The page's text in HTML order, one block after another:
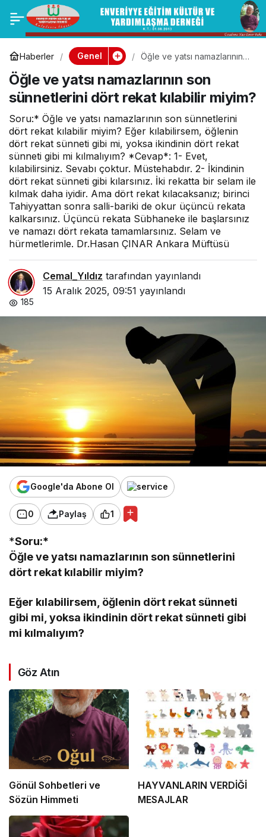
Haberler Genel
Öğle ve yatsı namazlarının
kılabilir miyim?
Öğle ve yatsı namazlarının son
sünnetlerini dört rekat kılabilir miyim?
Soru:* Öğle ve yatsı namazlarının son sünnetlerini
dört rekat kılabilir miyim? Eğer kılabilirsem, öğlenin
dört rekat sünneti gibi mi, yoksa ikindinin dört rekat
sünneti gibi mi kılmalıyım? *Cevap*: 1- Evet,
kılabilirsiniz. Sevabı çoktur. Müstehabdır. 2- İkindinin
dört rekat sünneti gibi kılarsınız. İki rekatta bir selam ile
kılmak daha iyidir. Ama dört rekat kılacaksanız; birinci
Tahiyyattan sonra salli-bariki de okur üçüncü rekata
kalkarsınız. Üçüncü rekata Sübhaneke ile başlarsınız
ve namazı dört rekata tamamlarsınız. Selam ve
hürmetlerimle. Dr.Hasan ÇINAR Ankara Müftüsü
Cemal_Yıldız tarafından yayınlandı
15 Aralık 2025, 09:51 yayınlandı
185
Google'da Abone Ol
0 Paylaş 1
*Soru:*
Öğle ve yatsı namazlarının son sünnetlerini
dört rekat kılabilir miyim?
Eğer kılabilirsem, öğlenin dört rekat sünneti
gibi mi, yoksa ikindinin dört rekat sünneti gibi
mi kılmalıyım?
Göz Atın
Gönül Sohbetleri ve
Sözün Himmeti
HAYVANLARIN VERDİĞİ
MESAJLAR
VİRD-İ KADİRİYYE
HAYIRLI OLSUN Vird-
i Kadiriyye Kitabı
çıktı.
0 Paylaş